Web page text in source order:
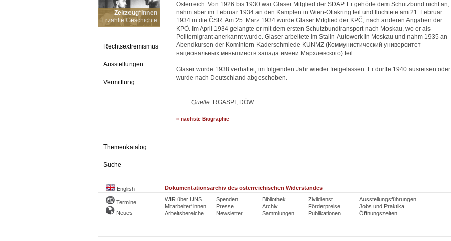
Zeitzeug*innen
Erzählte Geschichte
Rechtsextremismus
Ausstellungen
Vermittlung
Themenkatalog
Suche
Österreich. Von 1926 bis 1930 war Glaser Mitglied der SDAP. Er gehörte dem Schutzbund nicht an,
nahm aber im Februar 1934 an den Kämpfen in Wien-Ottakring teil und flüchtete am 21. Februar
1934 in die ČSR. Am 25. März 1934 wurde Glaser Mitglied der KPČ, nach anderen Angaben der
KPÖ. Im April 1934 gelangte er mit dem ersten Schutzbundtransport nach Moskau, wo er als
Politemigrant anerkannt wurde. Glaser arbeitete im Stalin-Autowerk in Moskau und nahm 1935 an
Abendkursen der Komintern-Kaderschmiede KUNMZ (Коммунистический университет
национальных меньшинств запада имени Мархлевского) teil.
Glaser wurde 1938 verhaftet, im folgenden Jahr wieder freigelassen. Er durfte 1940 ausreisen oder
wurde nach Deutschland abgeschoben.
Quelle: RGASPI, DÖW
» nächste Biographie
English Dokumentationsarchiv des österreichischen Widerstandes
Termine
Neues
WIR über UNS
Mitarbeiter*innen
Arbeitsbereiche
Spenden
Presse
Newsletter
Bibliothek
Archiv
Sammlungen
Zivildienst
Förderpreise
Publikationen
Ausstellungsführungen
Jobs und Praktika
Öffnungszeiten